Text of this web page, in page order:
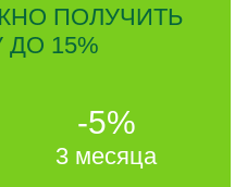
ПОЛУЧИТЬ
ДО 15%
-5%
3 месяца